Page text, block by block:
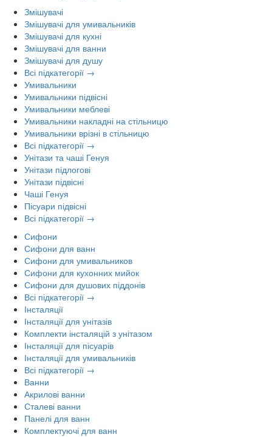
Змішувачі
Змішувачі для умивальників
Змішувачі для кухні
Змішувачі для ванни
Змішувачі для душу
Всі підкатегорії →
Умивальники
Умивальники підвісні
Умивальники меблеві
Умивальники накладні на стільницю
Умивальники врізні в стільницю
Всі підкатегорії →
Унітази та чаші Генуя
Унітази підлогові
Унітази підвісні
Чаші Генуя
Пісуари підвісні
Всі підкатегорії →
Сифони
Сифони для ванн
Сифони для умивальников
Сифони для кухонних мийок
Сифони для душових піддонів
Всі підкатегорії →
Інсталяції
Інсталяції для унітазів
Комплекти інсталяцій з унітазом
Інсталяції для пісуарів
Інсталяції для умивальників
Всі підкатегорії →
Ванни
Акрилові ванни
Сталеві ванни
Панелі для ванн
Комплектуючі для ванн